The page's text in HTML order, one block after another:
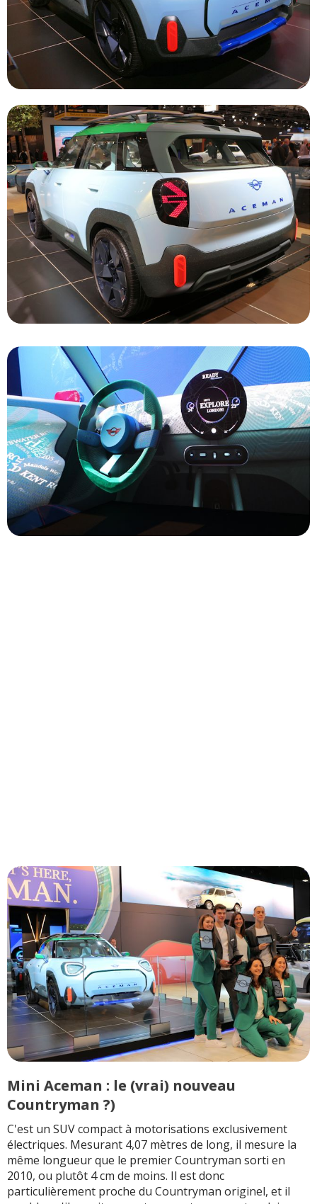
Mini Aceman : le (vrai) nouveau
Countryman ?)
C'est un SUV compact à motorisations exclusivement
électriques. Mesurant 4,07 mètres de long, il mesure la
même longueur que le premier Countryman sorti en
2010, ou plutôt 4 cm de moins. Il est donc
particulièrement proche du Countryman originel, et il